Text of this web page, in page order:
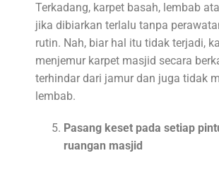
Terkadang, karpet basah, lembab
jika dibiarkan terlalu tanpa
rutin. Nah, biar hal itu tidak terjadi,
menjemur karpet masjid secara
terhindar dari jamur dan juga tidak
lembab.
Pasang keset pada setiap
ruangan masjid